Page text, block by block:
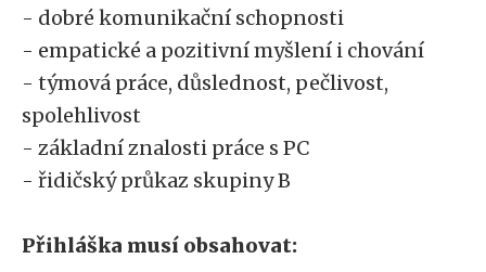
- dobré komunikační schopnosti
- empatické a pozitivní myšlení i chování
- týmová práce, důslednost, pečlivost,
spolehlivost
- základní znalosti práce s PC
- řidičský průkaz skupiny B
Přihláška musí obsahovat: